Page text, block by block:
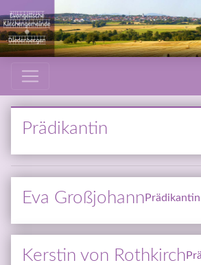
Prädikantin
Eva Groß­jo­hann Prädikantin
Kers­tin von Roth­kirch